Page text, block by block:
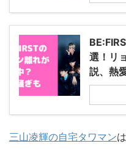
選！リ
説、熱
三山凌輝の自宅タワマン